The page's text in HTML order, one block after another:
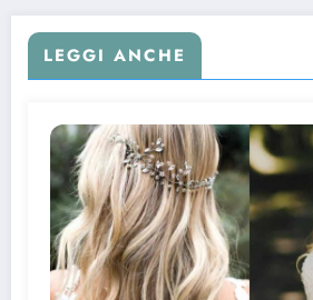
LEGGI ANCHE